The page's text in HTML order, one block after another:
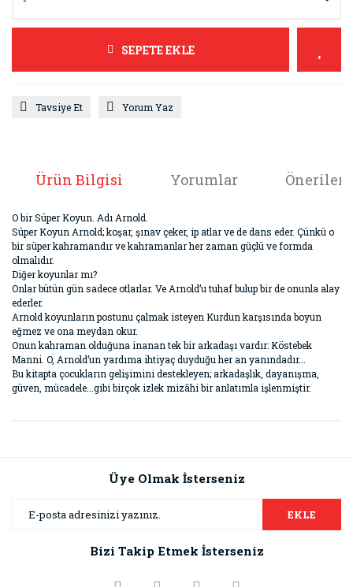
SEPETE EKLE
Tavsiye Et Yorum Yaz
Ürün Bilgisi Yorumlar
O bir Süper Koyun. Adı Arnold.
Süper Koyun Arnold; koşar, şınav çeker, ip atlar ve de dans eder. Çünkü o
bir süper kahramandır ve kahramanlar her zaman güçlü ve formda
olmalıdır.
Diğer koyunlar mı?
Onlar bütün gün sadece otlarlar. Ve Arnold’u tuhaf bulup bir de onunla alay
ederler.
Arnold koyunların postunu çalmak isteyen Kurdun karşısında boyun
eğmez ve ona meydan okur.
Onun kahraman olduğuna inanan tek bir arkadaşı vardır: Köstebek
Manni. O, Arnold’un yardıma ihtiyaç duyduğu her an yanındadır...
Bu kitapta çocukların gelişimini destekleyen; arkadaşlık, dayanışma,
güven, mücadele...gibi birçok izlek mizâhi bir anlatımla işlenmiştir.
Görüş ve önerileriniz için teşekkür ederiz.
Ürün resmi kalitesiz, bozuk veya görüntülenemiyor.
Ürün bilgilerinde hatalar bulunuyor.
Üye Olmak İsterseniz
EKLE
Bizi Takip Etmek İsterseniz